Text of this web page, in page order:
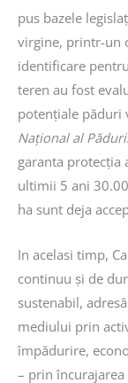
pus bazele
virgine, printr-un
identificare
teren au fost
potențiale păduri
Național al
garanta protecția
ultimii 5 ani
ha sunt deja
In acelasi timp,
continuu și de
sustenabil,
mediului prin
împădurire,
– prin